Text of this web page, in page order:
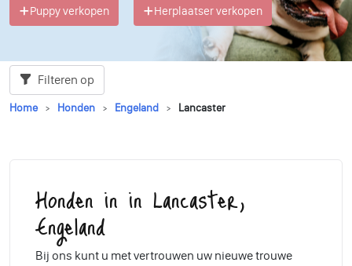
Puppy verkopen Herplaatser verkopen
Filteren op
Home Honden Engeland Lancaster
Honden in in Lancaster,
Engeland
Bij ons kunt u met vertrouwen uw nieuwe trouwe